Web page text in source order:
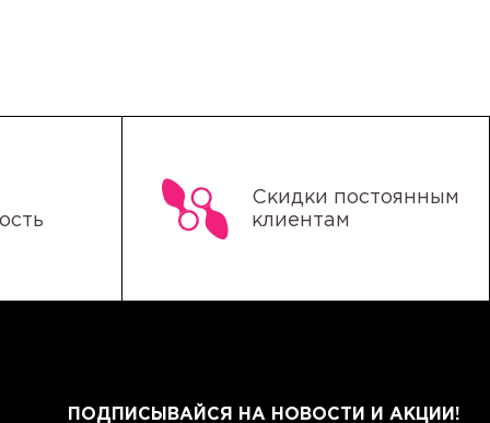
Скидки постоянным
клиентам
ПОДПИСЫВАЙСЯ НА НОВОСТИ И АКЦИИ!